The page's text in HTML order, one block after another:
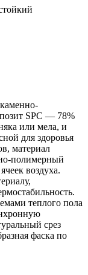
SPC — 78%
или мела, и
для здоровья
материал
полимерный
воздуха.
теплого пола
срез
фаска по